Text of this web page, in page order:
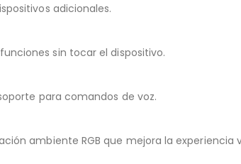
adicionales.
sin tocar el dispositivo.
para comandos de voz.
ambiente RGB que mejora la experiencia